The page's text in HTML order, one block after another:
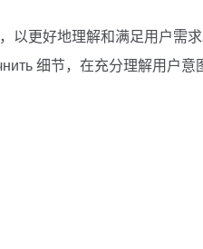
，以更好地理解和满足用户需求
细节，在充分理解用户意